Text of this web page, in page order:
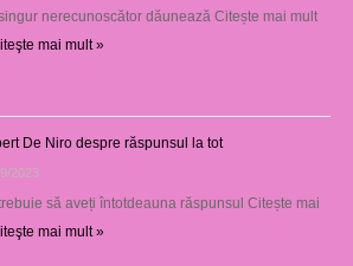
nerecunoscător dăunează Citește mai mult
mai mult »
De Niro despre răspunsul la tot
2023
să aveți întotdeauna răspunsul Citește mai
mai mult »